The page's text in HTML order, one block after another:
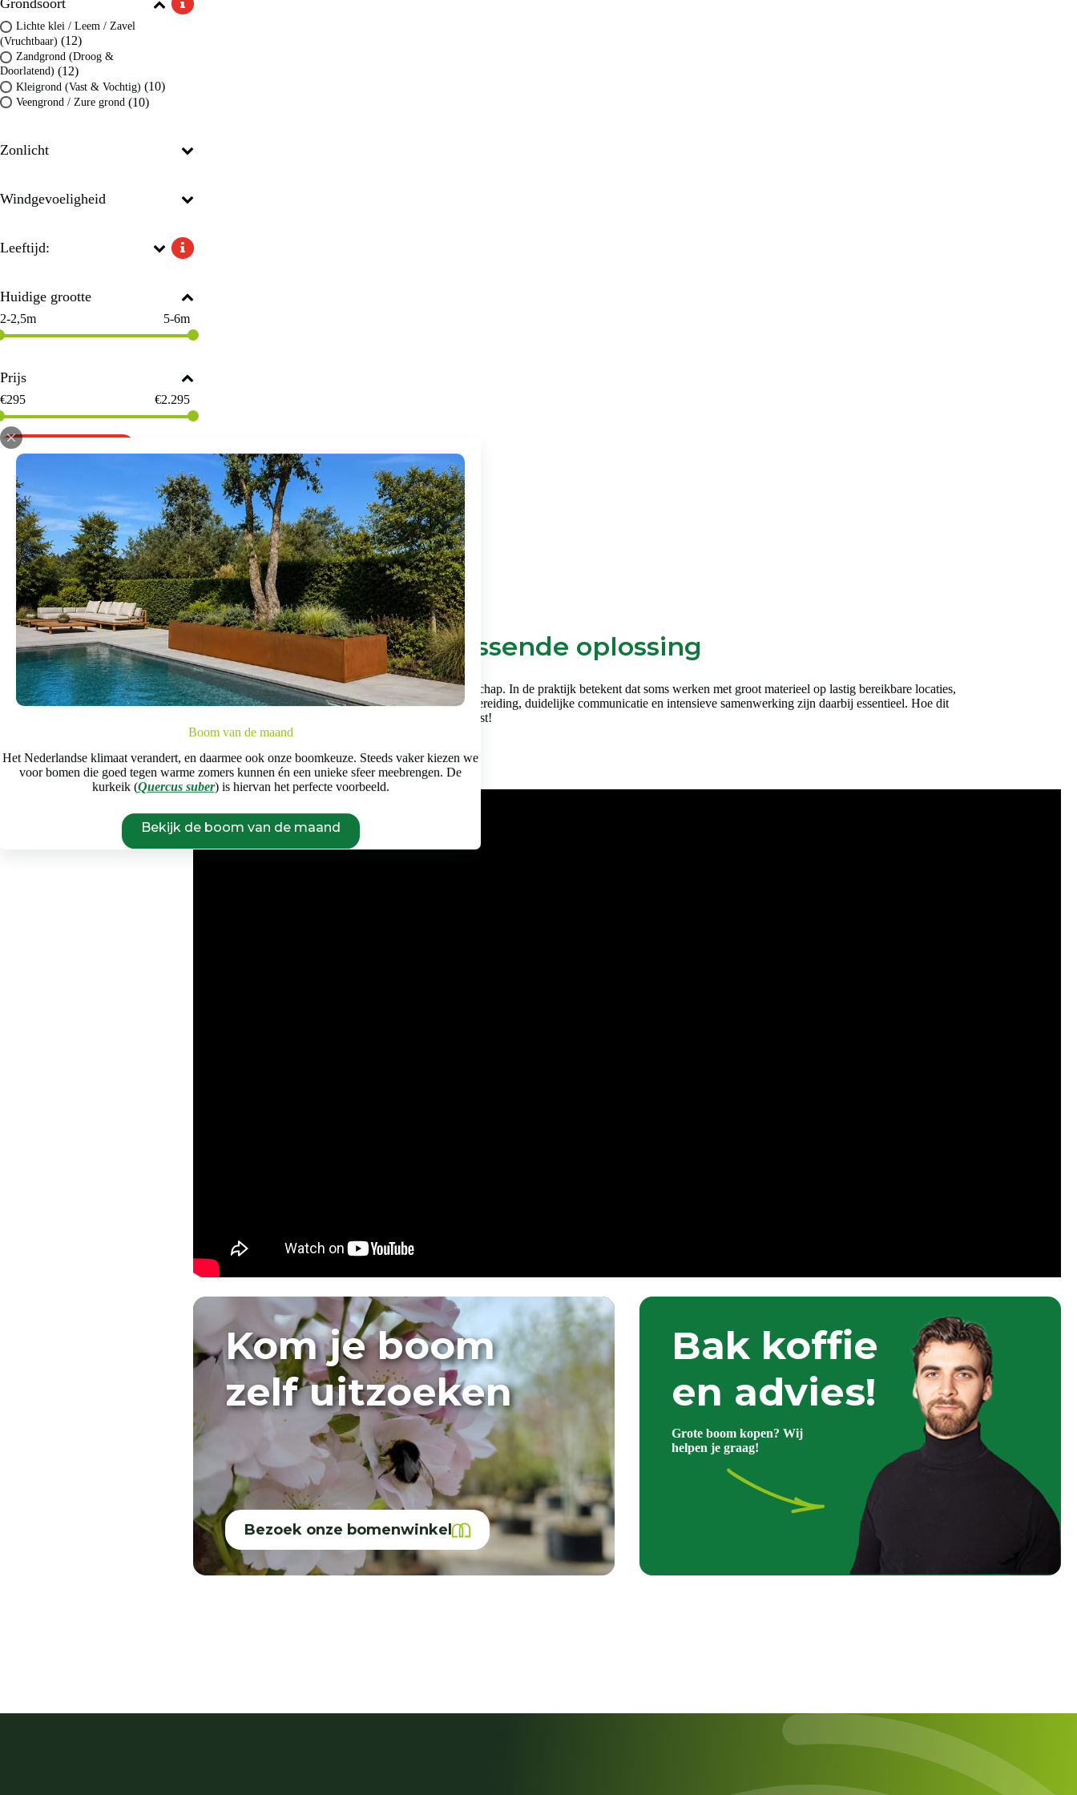
Boom van de maand
Het Nederlandse klimaat verandert, en daarmee ook onze boomkeuze. Steeds vaker kiezen we
voor bomen die goed tegen warme zomers kunnen én een unieke sfeer meebrengen. De
kurkeik (Quercus suber) is hiervan het perfecte voorbeeld.
Bekijk de boom van de maand
Grondsoort
Lichte klei / Leem / Zavel
(Vruchtbaar) (12)
Zandgrond (Droog &
Doorlatend) (12)
Kleigrond (Vast & Vochtig) (10)
Veengrond / Zure grond (10)
Zonlicht
Windgevoeligheid
Leeftijd:
Huidige grootte
2-2,5m 5-6m
Prijs
€295 €2.295
Begin opnieuw
Voor iedereen een passende oplossing
Grote, volwassen bomen aanplanten vraagt om vakmanschap. In de praktijk betekent dat soms werken met groot materieel op lastig bereikbare locaties,
zoals smalle straten in stedelijk gebied. Een goede voorbereiding, duidelijke communicatie en intensieve samenwerking zijn daarbij essentieel. Hoe dit
proces in zijn werk gaat? Dat zie je in het filmpje hiernaast!
Kom je boom
zelf uitzoeken
Bezoek onze bomenwinkel
Bak koffie
en advies!
Grote boom kopen? Wij
helpen je graag!